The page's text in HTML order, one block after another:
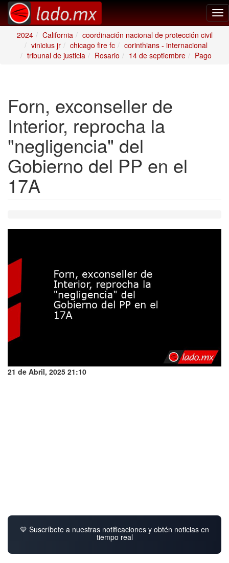
2024
California
coordinación nacional de protección civil
vinicius jr
chicago fire fc
corinthians - internacional
tribunal de justicia
Rosario 14 de septiembre Pago
Forn, exconseller de
Interior, reprocha la
"negligencia" del
Gobierno del PP en el
17A
21 de Abril, 2025 21:10
💙 Suscríbete a nuestras notificaciones y obtén noticias en
tiempo real